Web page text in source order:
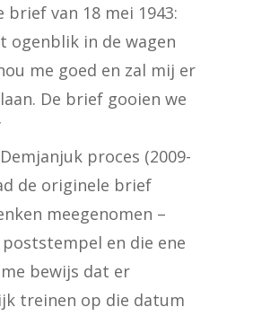
brief van 18 mei 1943:
ogenblik in de wagen
me goed en zal mij er
De brief gooien we
proces (2009-
de originele brief
meegenomen –
en die ene
bewijs dat er
treinen op die datum